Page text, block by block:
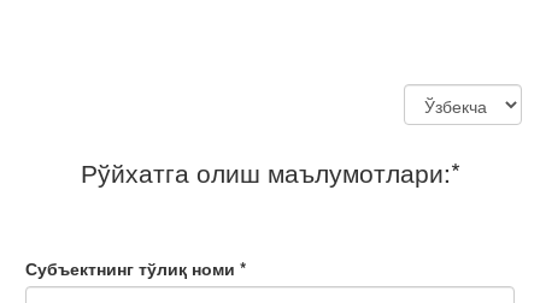
Рўйхатга олиш маълумотлари:*
Субъектнинг тўлиқ номи *